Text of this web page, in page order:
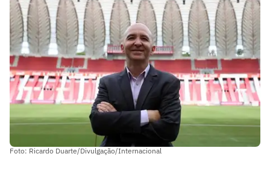
Foto: Ricardo Duarte/Divulgação/Internacional